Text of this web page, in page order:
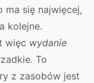
się najwięcej,
kolejne.
więc wydanie
To
z zasobów jest